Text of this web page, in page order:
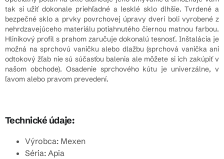
tak si užiť dokonale priehľadné a lesklé sklo dlhšie. Tvrdené a
bezpečné sklo a prvky povrchovej úpravy dverí boli vyrobené z
nehrdzavejúceho materiálu potiahnutého čiernou matnou farbou.
Hliníkový profil s prahom zaručuje dokonalú tesnosť. Inštalácia je
možná na sprchovú vaničku alebo dlažbu (sprchová vanička ani
odtokový žľab nie sú súčasťou balenia ale môžete si ich zakúpiť v
našom obchode). Osadenie sprchového kútu je univerzálne, v
ľavom alebo pravom prevedení.
Technické údaje:
Výrobca: Mexen
Séria: Apia